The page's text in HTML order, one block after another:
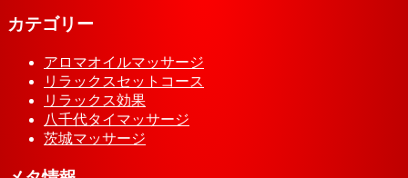
カテゴリー
アロマオイルマッサージ
リラックスセットコース
リラックス効果
八千代タイマッサージ
茨城マッサージ